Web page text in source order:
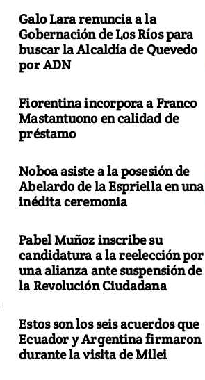
Galo Lara renuncia a la
Gobernación de Los Ríos para
buscar la Alcaldía de Quevedo
por ADN
Fiorentina incorpora a Franco
Mastantuono en calidad de
préstamo
Noboa asiste a la posesión de
Abelardo de la Espriella en una
inédita ceremonia
Pabel Muñoz inscribe su
candidatura a la reelección por
una alianza ante suspensión de
la Revolución Ciudadana
Estos son los seis acuerdos que
Ecuador y Argentina firmaron
durante la visita de Milei